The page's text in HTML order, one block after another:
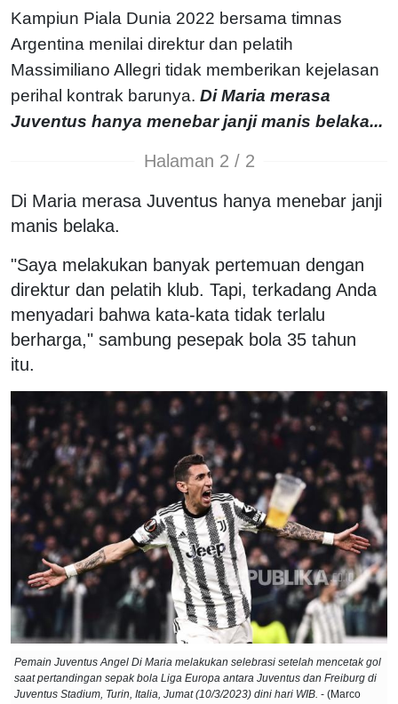
Kampiun Piala Dunia 2022 bersama timnas
Argentina menilai direktur dan pelatih
Massimiliano Allegri tidak memberikan kejelasan
perihal kontrak barunya. Di Maria merasa
Juventus hanya menebar janji manis belaka...
Halaman 2 / 2
Di Maria merasa Juventus hanya menebar janji
manis belaka.
"Saya melakukan banyak pertemuan dengan
direktur dan pelatih klub. Tapi, terkadang Anda
menyadari bahwa kata-kata tidak terlalu
berharga," sambung pesepak bola 35 tahun
itu.
Pemain Juventus Angel Di Maria melakukan selebrasi setelah mencetak gol
saat pertandingan sepak bola Liga Europa antara Juventus dan Freiburg di
Juventus Stadium, Turin, Italia, Jumat (10/3/2023) dini hari WIB. - (Marco